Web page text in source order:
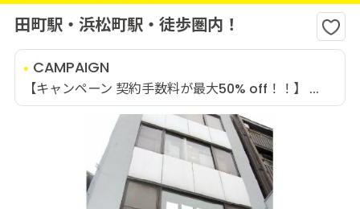
田町駅・浜松町駅・徒歩圏内！
CAMPAIGN
【キャンペーン 契約手数料が最大50% off！！】 ...